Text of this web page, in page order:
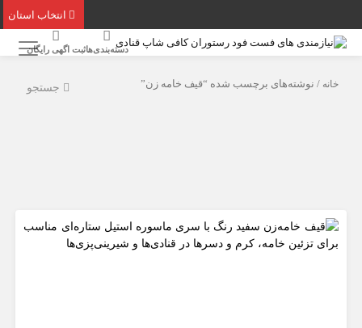
انتخاب استان
دسته‌بندی‌هاثبت اگهی رایگان
جستجو خانه/ نوشته‌های برچسب شده “قیف خامه‌ زن”